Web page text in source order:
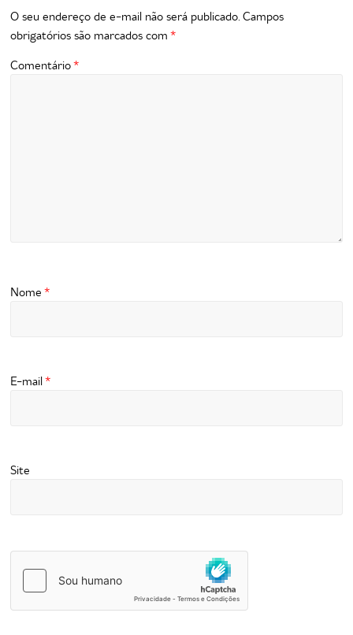
O seu endereço de e-mail não será publicado. Campos
obrigatórios são marcados com*
Comentário*
Nome*
E-mail*
Site